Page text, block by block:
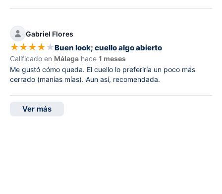
Gabriel Flores
★★★★★Buen look; cuello algo abierto
Calificado en Málaga hace 1 meses
Me gustó cómo queda. El cuello lo preferiría un poco más
cerrado (manías mías). Aun así, recomendada.
Ver más